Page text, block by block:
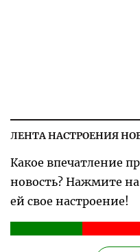
ЛЕНТА НАСТРОЕНИЯ
Какое впечатление
новость? Нажмите
ей свое настроение!